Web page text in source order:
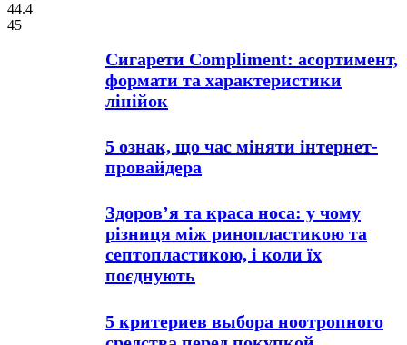
44.4
45
Сигарети Compliment: асортимент,
формати та характеристики
лінійок
5 ознак, що час міняти інтернет-
провайдера
Здоров’я та краса носа: у чому
різниця між ринопластикою та
септопластикою, і коли їх
поєднують
5 критериев выбора ноотропного